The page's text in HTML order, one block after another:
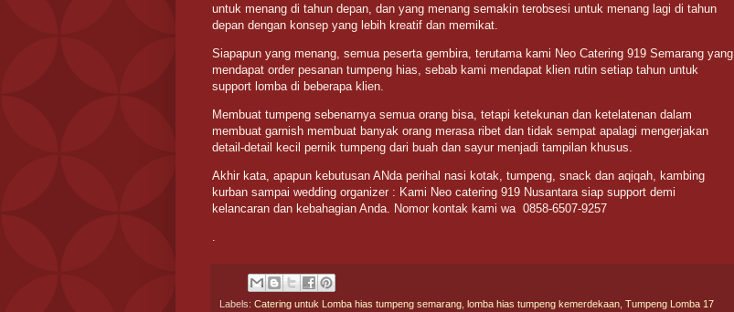
untuk menang di tahun depan, dan yang menang semakin terobsesi untuk menang lagi di tahun
depan dengan konsep yang lebih kreatif dan memikat.
Siapapun yang menang, semua peserta gembira, terutama kami Neo Catering 919 Semarang yang
mendapat order pesanan tumpeng hias, sebab kami mendapat klien rutin setiap tahun untuk
support lomba di beberapa klien.
Membuat tumpeng sebenarnya semua orang bisa, tetapi ketekunan dan ketelatenan dalam
membuat garnish membuat banyak orang merasa ribet dan tidak sempat apalagi mengerjakan
detail-detail kecil pernik tumpeng dari buah dan sayur menjadi tampilan khusus.
Akhir kata, apapun kebutusan ANda perihal nasi kotak, tumpeng, snack dan aqiqah, kambing
kurban sampai wedding organizer : Kami Neo catering 919 Nusantara siap support demi
kelancaran dan kebahagian Anda. Nomor kontak kami wa 0858-6507-9257
.
Labels: Catering untuk Lomba hias tumpeng semarang lomba hias tumpeng kemerdekaan Tumpeng Lomba 17